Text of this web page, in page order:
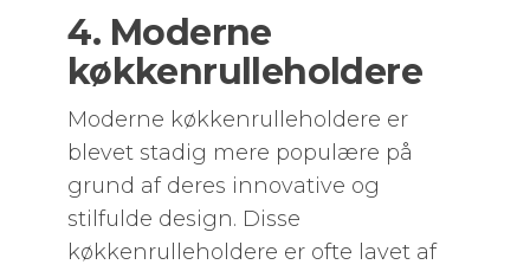
4. Moderne
køkkenrulleholdere
Moderne køkkenrulleholdere er
blevet stadig mere populære på
grund af deres innovative og
stilfulde design. Disse
køkkenrulleholdere er ofte lavet af